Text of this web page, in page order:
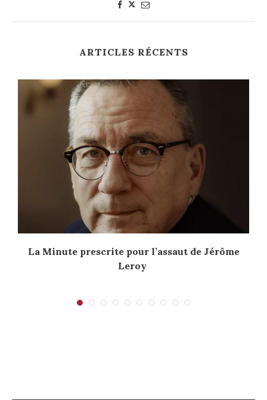
ARTICLES RÉCENTS
La Minute prescrite pour l’assaut de Jérôme
Leroy